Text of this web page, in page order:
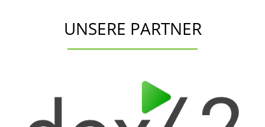
UNSERE PARTNER